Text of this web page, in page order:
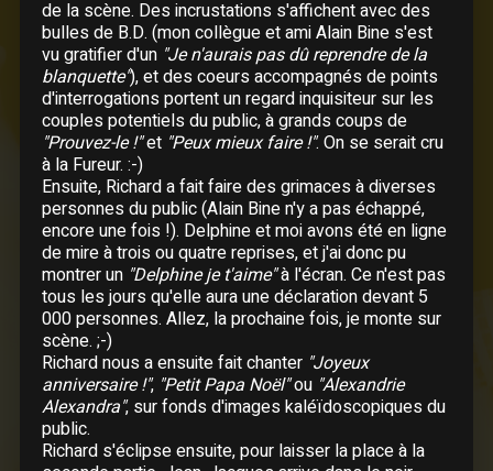
Ne lui dis pas
Tout était dit
Elle attend
Le rapt
Pas toi
Elle a fait un bébé toute seule
Le coureur
Là-bas
Natacha
Quand tu danses
A nos actes manqués
Nos mains
Je te donne
Peur de rien blues
Au bout de mes rêves
Il suffira d'un signe
Quand la musique est bonne
de la scène. Des incrustations s'affichent avec des
bulles de B.D. (mon collègue et ami Alain Bine s'est
vu gratifier d'un "Je n'aurais pas dû reprendre de la
blanquette"), et des coeurs accompagnés de points
d'interrogations portent un regard inquisiteur sur les
couples potentiels du public, à grands coups de
"Prouvez-le !"et "Peux mieux faire !". On se serait cru
à la Fureur. :-)
Ensuite, Richard a fait faire des grimaces à diverses
personnes du public (Alain Bine n'y a pas échappé,
encore une fois !). Delphine et moi avons été en ligne
de mire à trois ou quatre reprises, et j'ai donc pu
montrer un "Delphine je t'aime"à l'écran. Ce n'est pas
tous les jours qu'elle aura une déclaration devant 5
000 personnes. Allez, la prochaine fois, je monte sur
scène. ;-)
Richard nous a ensuite fait chanter "Joyeux
anniversaire !", "Petit Papa Noël"ou "Alexandrie
Alexandra", sur fonds d'images kaléïdoscopiques du
public.
Richard s'éclipse ensuite, pour laisser la place à la